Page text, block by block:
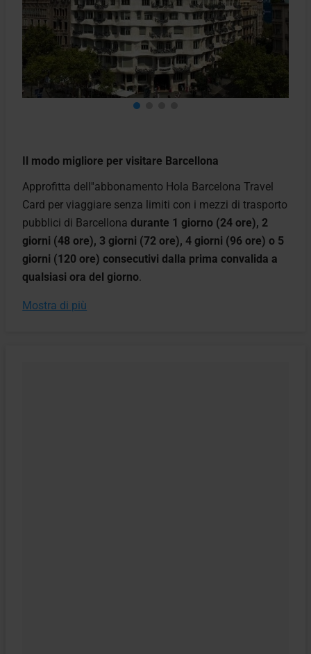
Il modo migliore per visitare Barcellona
Approfitta dell''abbonamento Hola Barcelona Travel
Card per viaggiare senza limiti con i mezzi di trasporto
pubblici di Barcellonadurante 1 giorno (24 ore), 2
giorni (48 ore), 3 giorni (72 ore), 4 giorni (96 ore) o 5
giorni (120 ore) consecutivi dalla prima convalida a
qualsiasi ora del giorno.
Mostra di più